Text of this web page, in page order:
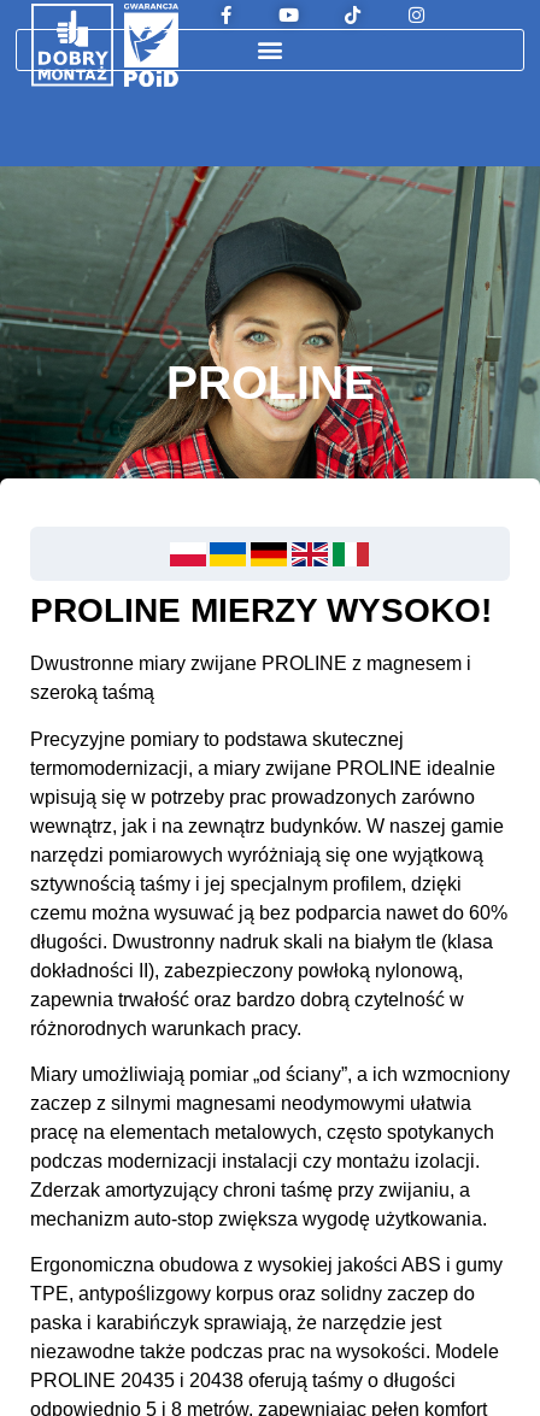
PROLINE
PROLINE MIERZY WYSOKO!
Dwustronne miary zwijane PROLINE z magnesem i
szeroką taśmą
Precyzyjne pomiary to podstawa skutecznej
termomodernizacji, a miary zwijane PROLINE idealnie
wpisują się w potrzeby prac prowadzonych zarówno
wewnątrz, jak i na zewnątrz budynków. W naszej gamie
narzędzi pomiarowych wyróżniają się one wyjątkową
sztywnością taśmy i jej specjalnym profilem, dzięki
czemu można wysuwać ją bez podparcia nawet do 60%
długości. Dwustronny nadruk skali na białym tle (klasa
dokładności II), zabezpieczony powłoką nylonową,
zapewnia trwałość oraz bardzo dobrą czytelność w
różnorodnych warunkach pracy.
Miary umożliwiają pomiar „od ściany”, a ich wzmocniony
zaczep z silnymi magnesami neodymowymi ułatwia
pracę na elementach metalowych, często spotykanych
podczas modernizacji instalacji czy montażu izolacji.
Zderzak amortyzujący chroni taśmę przy zwijaniu, a
mechanizm auto-stop zwiększa wygodę użytkowania.
Ergonomiczna obudowa z wysokiej jakości ABS i gumy
TPE, antypoślizgowy korpus oraz solidny zaczep do
paska i karabińczyk sprawiają, że narzędzie jest
niezawodne także podczas prac na wysokości. Modele
PROLINE 20435 i 20438 oferują taśmy o długości
odpowiednio 5 i 8 metrów, zapewniając pełen komfort